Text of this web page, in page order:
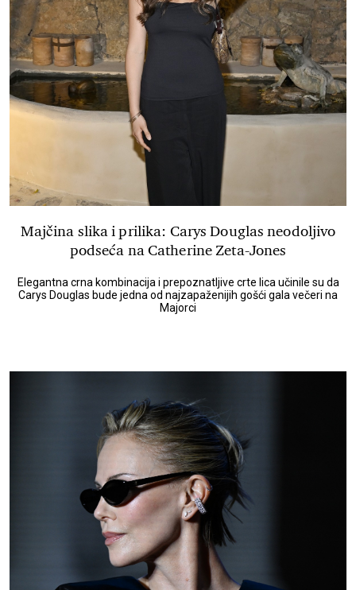
Majčina slika i prilika: Carys Douglas neodoljivo
podseća na Catherine Zeta-Jones
Elegantna crna kombinacija i prepoznatljive crte lica učinile su da
Carys Douglas bude jedna od najzapaženijih gošći gala večeri na
Majorci